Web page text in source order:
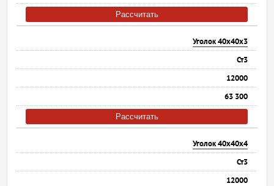
Рассчитать
Уголок 40х40х3
Ст3
12000
63 300
Рассчитать
Уголок 40х40х4
Ст3
12000